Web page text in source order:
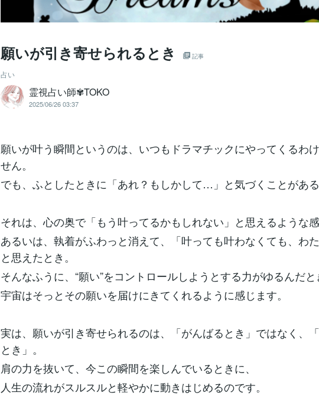
願いが引き寄せられるとき 記事
占い
霊視占い師✾TOKO
2025/06/26 03:37
願いが叶う瞬間というのは、いつもドラマチックにやってくるわ
せん。
でも、ふとしたときに「あれ？もしかして…」と気づくことがあ
それは、心の奥で「もう叶ってるかもしれない」と思えるような
あるいは、執着がふわっと消えて、「叶っても叶わなくても、わ
と思えたとき。
そんなふうに、“願い”をコントロールしようとする力がゆるんだ
宇宙はそっとその願いを届けにきてくれるように感じます。
実は、願いが引き寄せられるのは、「がんばるとき」ではなく、
とき」。
肩の力を抜いて、今この瞬間を楽しんでいるときに、
人生の流れがスルスルと軽やかに動きはじめるのです。